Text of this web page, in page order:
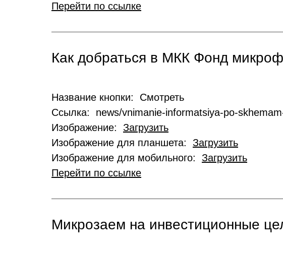
Перейти по ссылке
Как добраться в МКК Фонд
Название кнопки: Смотреть
Ссылка: news/vnimanie-informatsiya-po-
Изображение: Загрузить
Изображение для планшета: Загрузить
Изображение для мобильного: Загрузить
Перейти по ссылке
Микрозаем на инвестиционные